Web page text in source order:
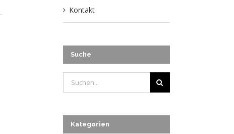
Kontakt
Suche
Suche
nach:
Kategorien